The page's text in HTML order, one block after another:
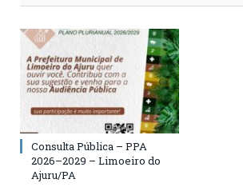
Consulta Pública – PPA
2026–2029 – Limoeiro do
Ajuru/PA